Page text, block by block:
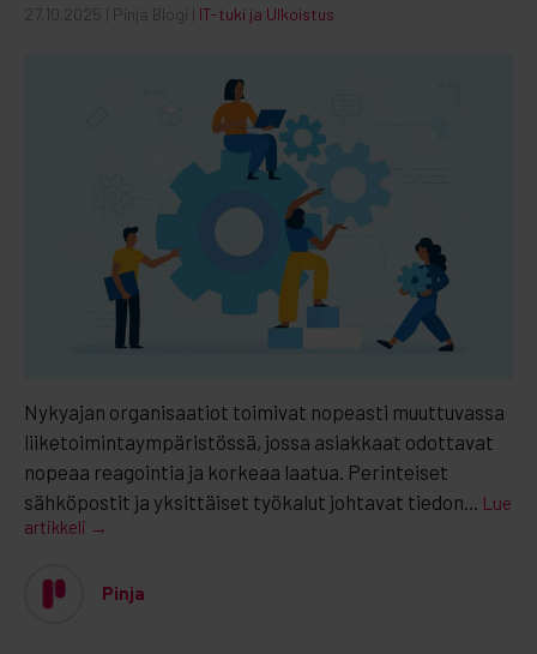
27.10.2025 | Pinja Blogi | IT-tuki ja Ulkoistus
Nykyajan organisaatiot toimivat nopeasti muuttuvassa
liiketoimintaympäristössä, jossa asiakkaat odottavat
nopeaa reagointia ja korkeaa laatua. Perinteiset
sähköpostit ja yksittäiset työkalut johtavat tiedon...
Lue
artikkeli →
Pinja